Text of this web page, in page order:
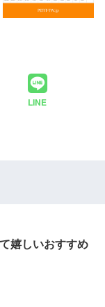
LINE
嬉しいおすすめ